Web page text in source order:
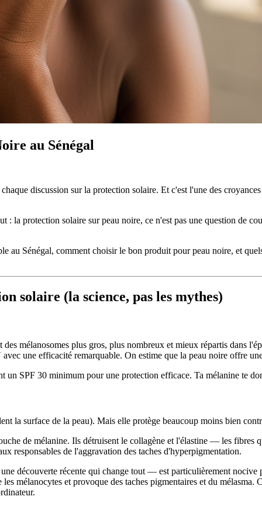
au Sénégal
discussion sur la protection solaire. Et c'est l'une des
: la protection solaire sur peau noire, ce n'est pas une question de
au Sénégal, comment choisir le bon produit pour peau noire, et
solaire (la science, pas les mythes)
mélanosomes plus gros, plus nombreux et mieux répartis dans
une efficacité remarquable. On estime que la peau noire offre
SPF 30 minimum pour une protection efficace. Ta mélanine te
la surface de la peau). Mais elle protège beaucoup moins bien
de mélanine. Ils détruisent le collagène et l'élastine — les fibres
responsables de l'aggravation des taches d'hyperpigmentation.
découverte récente qui change tout — est particulièrement nocive
mélanocytes et provoque des taches pigmentaires et du